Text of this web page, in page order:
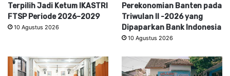
Terpilih Jadi Ketum IKASTRI
FTSP Periode 2026–2029
10 Agustus 2026
Perekonomian Banten pada
Triwulan II -2026 yang
Dipaparkan Bank Indonesia
10 Agustus 2026